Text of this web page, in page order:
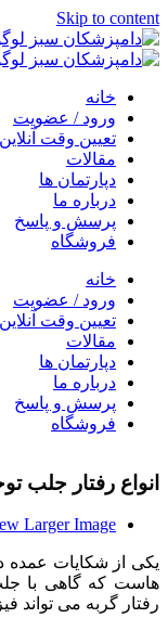
Skip to content
خانه
ورود / عضویت
تعیین وقت آنلاین
مقالات
دپارتمان ها
درباره ما
پرسش و پاسخ
فروشگاه
خانه
ورود / عضویت
تعیین وقت آنلاین
مقالات
دپارتمان ها
درباره ما
پرسش و پاسخ
فروشگاه
انواع رفتار جلب
Larger Image
یکی از شکایات عمده
هاست که گاهی با
رفتار گربه می تواند